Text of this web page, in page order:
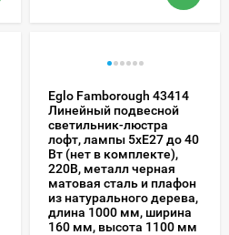
Eglo Famborough 43414
Линейный подвесной
светильник-люстра
лофт, лампы 5xE27 до 40
Вт (нет в комплекте),
220В, металл черная
матовая сталь и плафон
из натурального дерева,
длина 1000 мм, ширина
160 мм, высота 1100 мм